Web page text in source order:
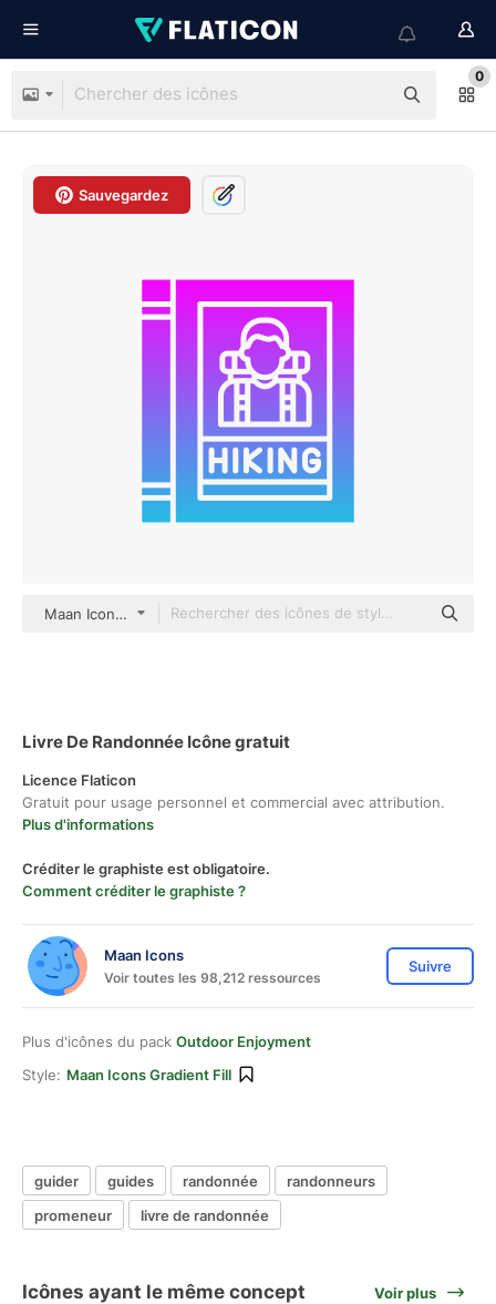
0
Sauvegardez
Maan Icons gradient fill
Livre De Randonnée Icône gratuit
Licence Flaticon
Gratuit pour usage personnel et commercial avec attribution.
Plus d'informations
Créditer le graphiste est obligatoire.
Comment créditer le graphiste ?
Maan Icons
Voir toutes les 98,212 ressources
Suivre
Plus d'icônes du pack Outdoor Enjoyment
Style: Maan Icons Gradient Fill
guider guides randonnée
randonneurs
promeneur
livre de randonnée
Icônes ayant le même concept Voir plus